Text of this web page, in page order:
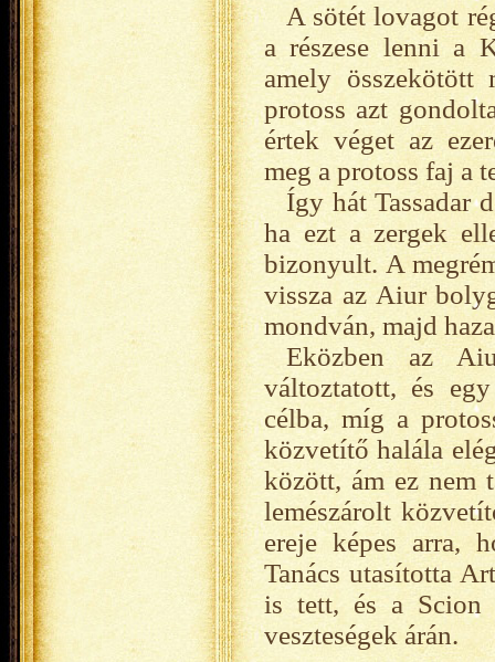
A sötét lovagot
a részese lenni a
amely
protoss azt
értek véget az
meg a protoss faj a
Így hát Tassadar
ha ezt a zergek
bizonyult. A
vissza az Aiur
mondván, majd
Eközben az
változtatott, és
célba, míg a
közvetítő halála
között, ám ez nem
lemészárolt
ereje képes arra,
Tanács utasította
is tett, és a Scion
veszteségek árán.